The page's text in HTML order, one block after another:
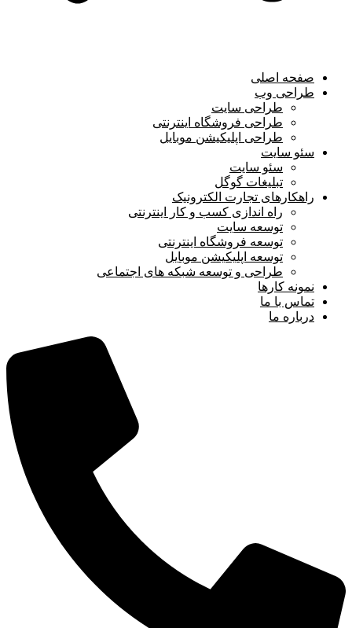
صفحه اصلی
طراحی وب
طراحی سایت
طراحی فروشگاه اینترنتی
طراحی اپلیکیشن موبایل
سئو سایت
سئو سایت
تبلیغات گوگل
راهکارهای تجارت الکترونیک
راه اندازی کسب و کار اینترنتی
توسعه سایت
توسعه فروشگاه اینترنتی
توسعه اپلیکیشن موبایل
طراحی و توسعه شبکه های اجتماعی
نمونه کارها
تماس با ما
درباره ما